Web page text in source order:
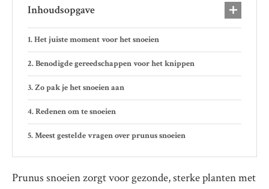
Inhoudsopgave
Het juiste moment voor het snoeien
Benodigde gereedschappen voor het knippen
Zo pak je het snoeien aan
Redenen om te snoeien
Meest gestelde vragen over prunus snoeien
Prunus snoeien zorgt voor gezonde, sterke planten met